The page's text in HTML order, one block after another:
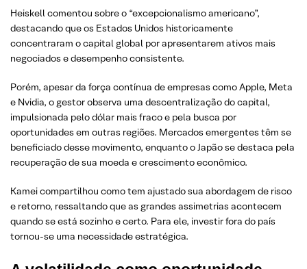
Heiskell comentou sobre o “excepcionalismo americano”,
destacando que os Estados Unidos historicamente
concentraram o capital global por apresentarem ativos mais
negociados e desempenho consistente.
Porém, apesar da força contínua de empresas como Apple, Meta
e Nvidia, o gestor observa uma descentralização do capital,
impulsionada pelo dólar mais fraco e pela busca por
oportunidades em outras regiões. Mercados emergentes têm se
beneficiado desse movimento, enquanto o Japão se destaca pela
recuperação de sua moeda e crescimento econômico.
Kamei compartilhou como tem ajustado sua abordagem de risco
e retorno, ressaltando que as grandes assimetrias acontecem
quando se está sozinho e certo. Para ele, investir fora do país
tornou-se uma necessidade estratégica.